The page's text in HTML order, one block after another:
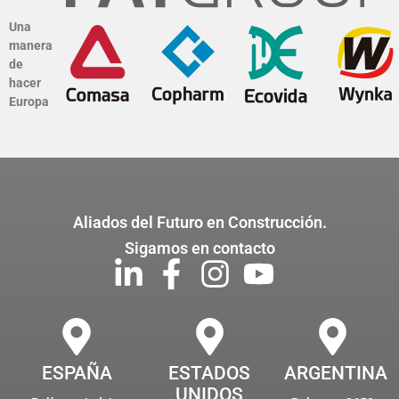
Una
manera
de
hacer
Europa
Aliados del Futuro en Construcción.
Sigamos en contacto
ESPAÑA
ESTADOS
UNIDOS
ARGENTINA